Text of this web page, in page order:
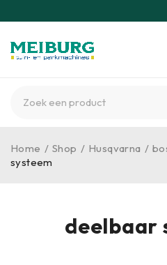
deelbaar
Home / Shop / Husqvarna /
systeem